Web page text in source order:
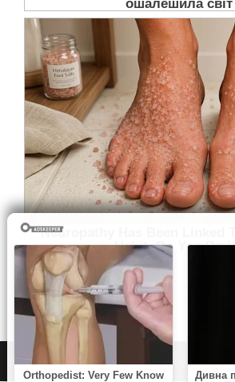
WordPress |Theme:NewsAnchorby aThemes.